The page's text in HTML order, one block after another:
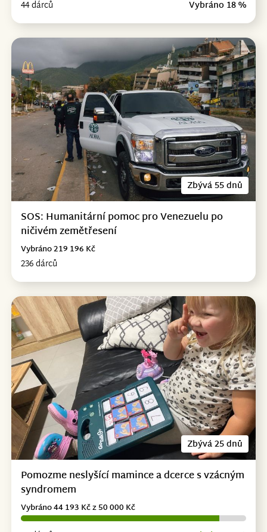
44 dárců Vybráno 18 %
Zbývá 55 dnů
SOS: Humanitární pomoc pro Venezuelu po
ničivém zemětřesení
236 dárců
Vybráno 219 196 Kč
Zbývá 25 dnů
Pomozme neslyšící mamince a dcerce s vzácným
syndromem
Vybráno 44 193 Kč z 50 000 Kč